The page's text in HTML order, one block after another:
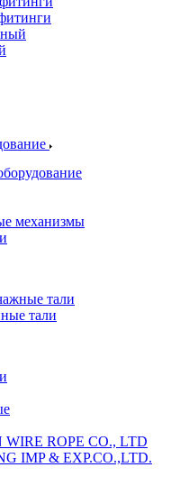
механизмы
тали
тали
ROPE CO., LTD
IMP & EXP.CO.,LTD.